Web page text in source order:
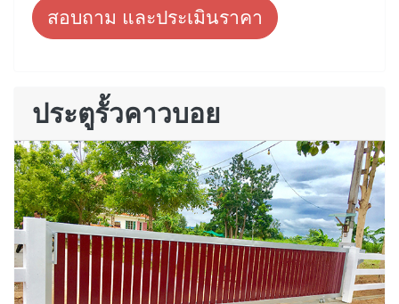
สอบถาม และประเมินราคา
ประตูรั้วคาวบอย